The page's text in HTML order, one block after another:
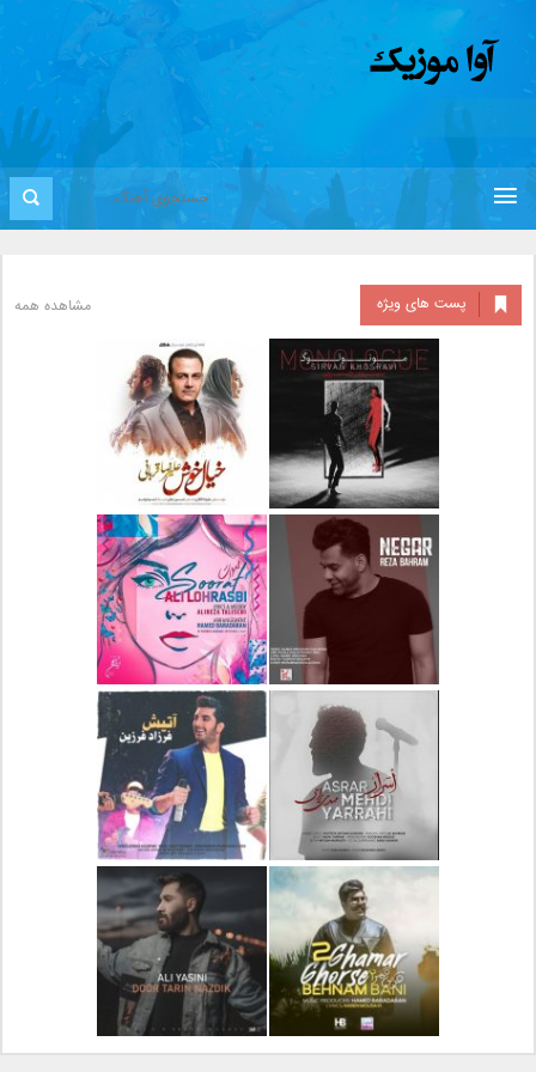
پست های ویژه مشاهده همه
دانلود آلبوم جدید سیروان
خسروی بنام مونولوگ
دانلود آهنگ جدید علیرضا
قربانی بنام خیال خوش
دانلود آهنگ جدید رضا
بهرام بنام نگار
دانلود آهنگ جدید علی
لهراسبی بنام صورت
دانلود آهنگ جدید مهدی
یراحی بنام اسرار
دانلود آهنگ جدید فرزاد
فرزین بنام آتیش